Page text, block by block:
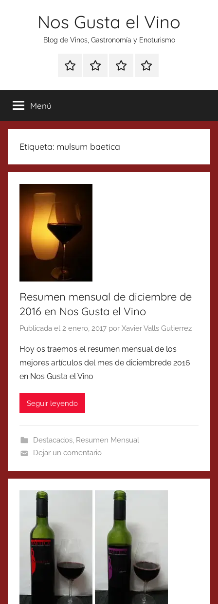
Nos Gusta el Vino
Blog de Vinos, Gastronomía y Enoturismo
Especial
Tonics
Enoturismo
Gastronomía
RankingContacto
Menú
Etiqueta: mulsum baetica
Resumen mensual de diciembre de
2016 en Nos Gusta el Vino
Publicada el 2 enero, 2017 por Xavier Valls Gutierrez
Hoy os traemos el resumen mensual de los
mejores artículos del mes de diciembrede 2016
en Nos Gusta el Vino
Seguir leyendo
Destacados, Resumen Mensual
Dejar un comentario